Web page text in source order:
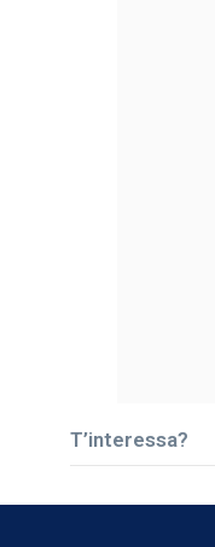
T’interessa?